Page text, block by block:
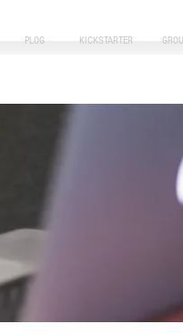
PLOG KICKSTARTER